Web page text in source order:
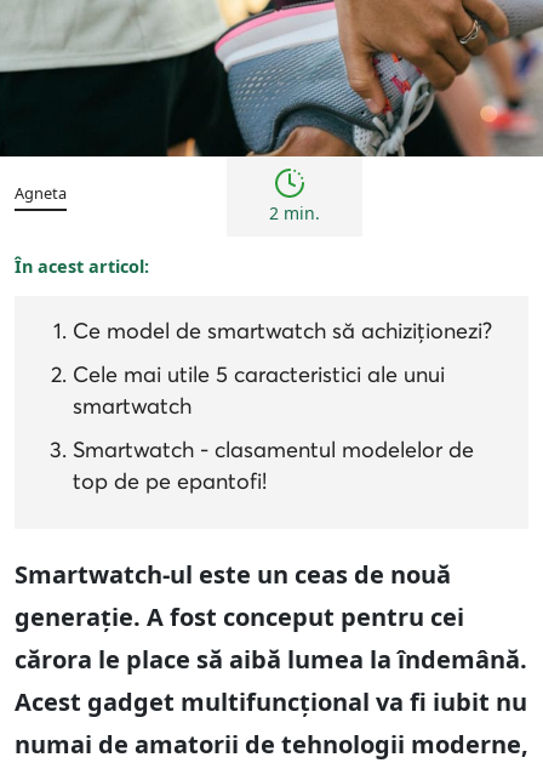
Inspirații și trenduri
Agneta
2 min.
În acest articol:
Ce model de smartwatch să achiziționezi?
Cele mai utile 5 caracteristici ale unui
smartwatch
Smartwatch - clasamentul modelelor de
top de pe epantofi!
Smartwatch-ul este un ceas de nouă
generație. A fost conceput pentru cei
cărora le place să aibă lumea la îndemână.
Acest gadget multifuncțional va fi iubit nu
numai de amatorii de tehnologii moderne,